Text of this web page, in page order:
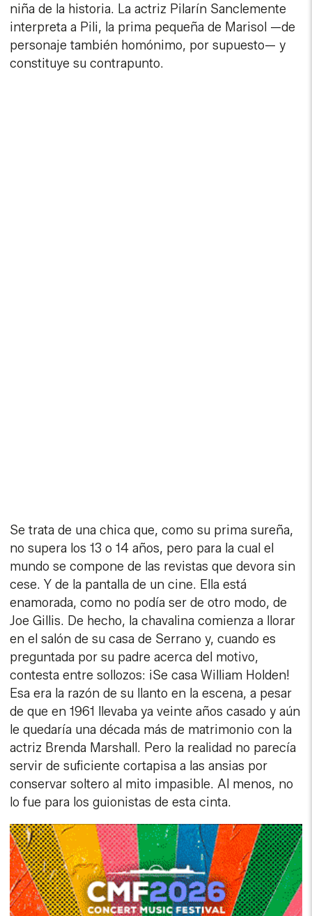
niña de la historia. La actriz Pilarín Sanclemente
interpreta a Pili, la prima pequeña de Marisol —de
personaje también homónimo, por supuesto— y
constituye su contrapunto.
Se trata de una chica que, como su prima sureña,
no supera los 13 o 14 años, pero para la cual el
mundo se compone de las revistas que devora sin
cese. Y de la pantalla de un cine. Ella está
enamorada, como no podía ser de otro modo, de
Joe Gillis. De hecho, la chavalina comienza a llorar
en el salón de su casa de Serrano y, cuando es
preguntada por su padre acerca del motivo,
contesta entre sollozos: ¡Se casa William Holden!
Esa era la razón de su llanto en la escena, a pesar
de que en 1961 llevaba ya veinte años casado y aún
le quedaría una década más de matrimonio con la
actriz Brenda Marshall. Pero la realidad no parecía
servir de suficiente cortapisa a las ansias por
conservar soltero al mito impasible. Al menos, no
lo fue para los guionistas de esta cinta.